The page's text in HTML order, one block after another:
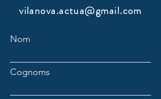
vilanova.actua@gmail.com
Nom
Cognoms